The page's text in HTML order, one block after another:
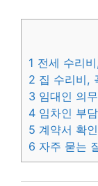
1 전세 수리
2 집 수리비,
3 임대인 의
4 임차인 부
5 계약서 확
6 자주 묻는